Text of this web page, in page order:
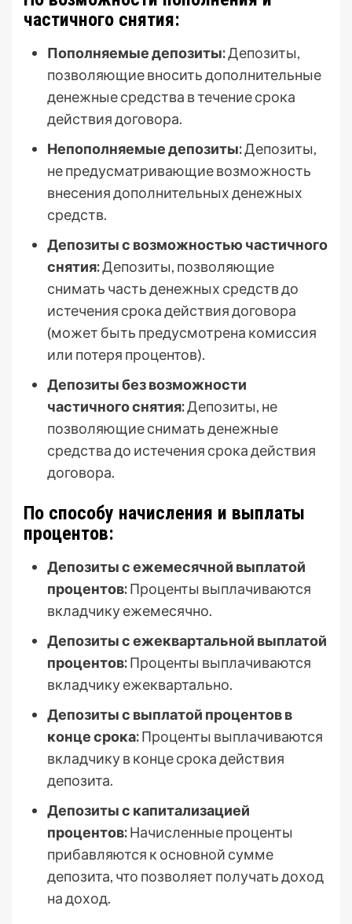
частичного снятия:
Пополняемые депозиты:Депозиты,
позволяющие вносить дополнительные
денежные средства в течение срока
действия договора.
Непополняемые депозиты:Депозиты,
не предусматривающие возможность
внесения дополнительных денежных
средств.
Депозиты с возможностью частичного
снятия:Депозиты, позволяющие
снимать часть денежных средств до
истечения срока действия договора
(может быть предусмотрена комиссия
или потеря процентов).
Депозиты без возможности
частичного снятия:Депозиты, не
позволяющие снимать денежные
средства до истечения срока действия
договора.
По способу начисления и выплаты
процентов:
Депозиты с ежемесячной выплатой
процентов:Проценты выплачиваются
вкладчику ежемесячно.
Депозиты с ежеквартальной выплатой
процентов:Проценты выплачиваются
вкладчику ежеквартально.
Депозиты с выплатой процентов в
конце срока:Проценты выплачиваются
вкладчику в конце срока действия
депозита.
Депозиты с капитализацией
процентов:Начисленные проценты
прибавляются к основной сумме
депозита, что позволяет получать доход
на доход.